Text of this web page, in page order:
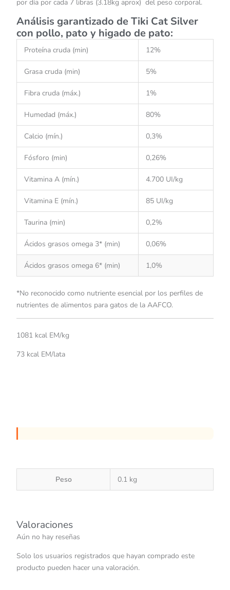
por día por cada 7 libras (3.18kg aprox) del peso corporal.
Análisis garantizado de Tiki Cat Silver
con pollo, pato y higado de pato:
Proteína cruda (min) 12%
Grasa cruda (min) 5%
Fibra cruda (máx.) 1%
Humedad (máx.) 80%
Calcio (mín.) 0,3%
Fósforo (min) 0,26%
Vitamina A (mín.) 4.700 UI/kg
Vitamina E (mín.) 85 UI/kg
Taurina (min) 0,2%
Ácidos grasos omega 3* (min) 0,06%
Ácidos grasos omega 6* (min) 1,0%
*No reconocido como nutriente esencial por los perfiles de
nutrientes de alimentos para gatos de la AAFCO.
1081 kcal EM/kg
73 kcal EM/lata
Peso 0.1 kg
Valoraciones
Aún no hay reseñas
Solo los usuarios registrados que hayan comprado este
producto pueden hacer una valoración.